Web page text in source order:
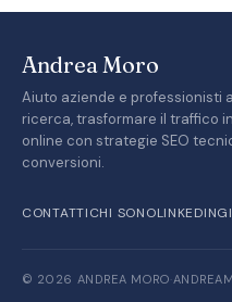
Andrea Moro
Aiuto aziende e professionisti
ricerca, trasformare il traffico
online con strategie SEO
conversioni.
CONTATTICHI SONOLINKEDIN
© 2026 ANDREA MORO·